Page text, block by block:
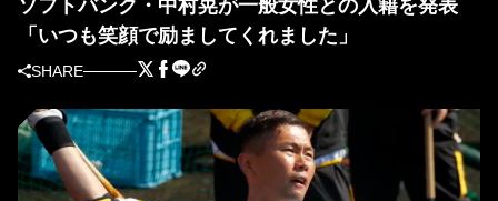
ソフトバンク・中村晃が一般女性との入籍を発表
「いつも笑顔で励ましてくれました」
SHARE